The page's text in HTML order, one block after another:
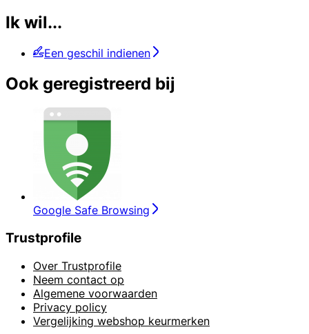
Ik wil...
Een geschil indienen
Ook geregistreerd bij
Google Safe Browsing
Trustprofile
Over Trustprofile
Neem contact op
Algemene voorwaarden
Privacy policy
Vergelijking webshop keurmerken